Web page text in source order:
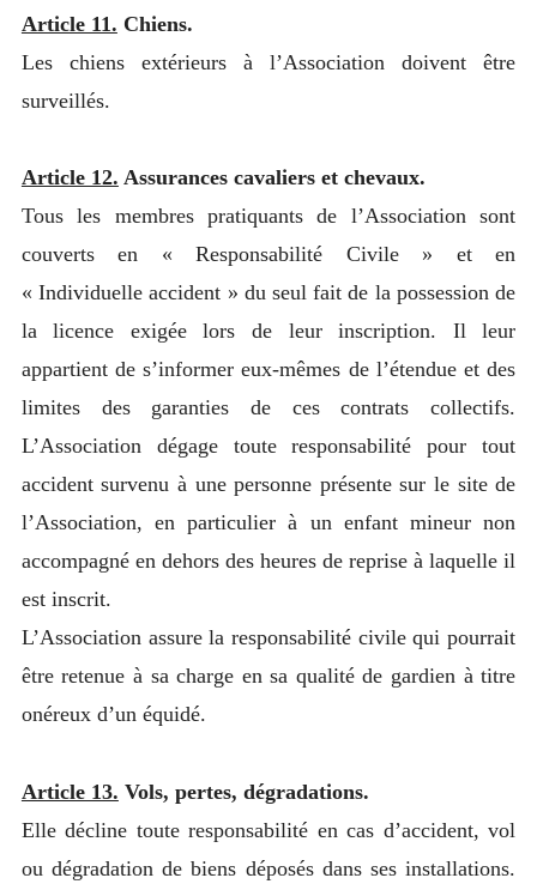
Article 11. Chiens.
Les chiens extérieurs à l’Association doivent être
surveillés.
Article 12. Assurances cavaliers et chevaux.
Tous les membres pratiquants de l’Association sont
couverts en « Responsabilité Civile » et en
« Individuelle accident » du seul fait de la possession de
la licence exigée lors de leur inscription. Il leur
appartient de s’informer eux-mêmes de l’étendue et des
limites des garanties de ces contrats collectifs.
L’Association dégage toute responsabilité pour tout
accident survenu à une personne présente sur le site de
l’Association, en particulier à un enfant mineur non
accompagné en dehors des heures de reprise à laquelle il
est inscrit.
L’Association assure la responsabilité civile qui pourrait
être retenue à sa charge en sa qualité de gardien à titre
onéreux d’un équidé.
Article 13. Vols, pertes, dégradations.
Elle décline toute responsabilité en cas d’accident, vol
ou dégradation de biens déposés dans ses installations.